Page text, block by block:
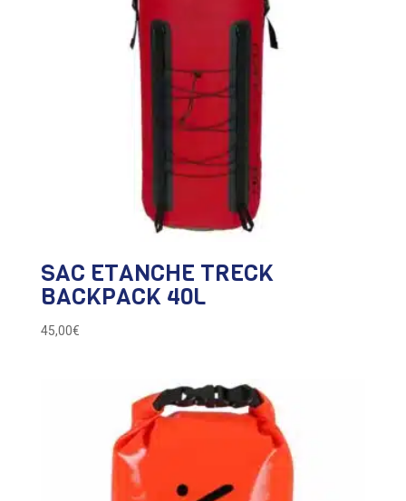
SAC ETANCHE TRECK
BACKPACK 40L
45,00€